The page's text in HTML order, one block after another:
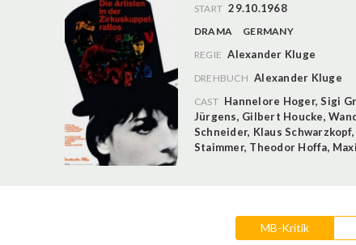
START 29.10.1968
DRAMA
GERMANY
REGIE Alexander Kluge
DREHBUCH Alexander Kluge
CAST Hannelore Hoger,Sigi
Jürgens, Gilbert Houcke,
Schneider, Klaus Schwarzkopf,
Staimmer, Theodor Hoffa,
MB-Kritik